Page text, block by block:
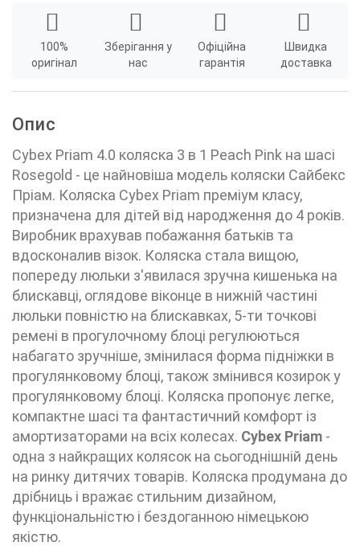
100%
оригінал
Зберігання у
нас
Офіційна
гарантія
Швидка
доставка
Опис
Cybex Priam 4.0 коляска 3 в 1 Peach Pink на шасі
Rosegold - це найновіша модель коляски Сайбекс
Пріам. Коляска Cybex Priam преміум класу,
призначена для дітей від народження до 4 років.
Виробник врахував побажання батьків та
вдосконалив візок. Коляска стала вищою,
попереду люльки з'явилася зручна кишенька на
блискавці, оглядове віконце в нижній частині
люльки повністю на блискавках, 5-ти точкові
ремені в прогулочному блоці регулюються
набагато зручніше, змінилася форма підніжки в
прогулянковому блоці, також змінився козирок у
прогулянковому блоці. Коляска пропонує легке,
компактне шасі та фантастичний комфорт із
амортизаторами на всіх колесах. Cybex Priam -
одна з найкращих колясок на сьогоднішній день
на ринку дитячих товарів. Коляска продумана до
дрібниць і вражає стильним дизайном,
функціональністю і бездоганною німецькою
якістю.